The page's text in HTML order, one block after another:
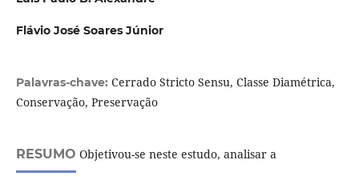
Flávio José Soares Júnior
Palavras-chave: Cerrado Stricto Sensu, Classe Diamétrica,
Conservação, Preservação
RESUMO Objetivou-se neste estudo, analisar a